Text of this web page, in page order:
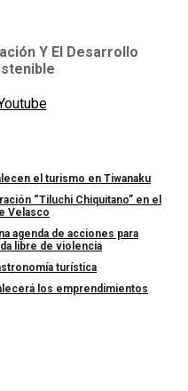
Y El Desarrollo
el turismo en Tiwanaku
“Tiluchi Chiquitano” en el
Velasco
agenda de acciones para
libre de violencia
turística
los emprendimientos